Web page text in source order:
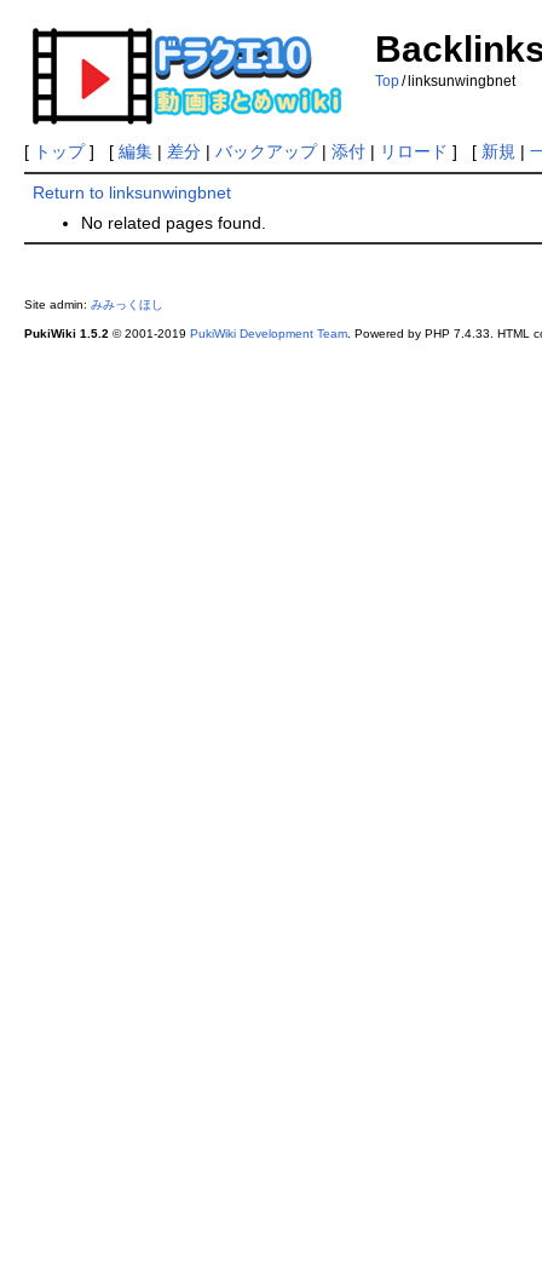
Top / linksunwingbnet
[ トップ] [ 編集| 差分| バックアップ| 添付| リロード ] [ 新規 |
Return to linksunwingbnet
No related pages found.
Site admin: みみっくほし
PukiWiki 1.5.2 © 2001-2019 PukiWiki Development Team. Powered by PHP 7.4.33. HTML